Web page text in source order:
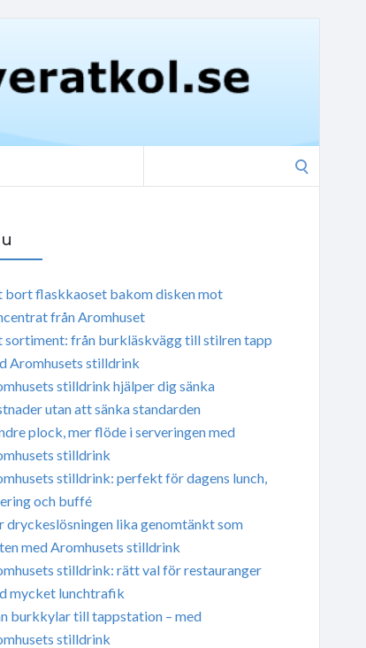
bort flaskkaoset bakom disken mot
från Aromhuset
sortiment: från burkläskvägg till stilren tapp
Aromhusets stilldrink
stilldrink hjälper dig sänka
utan att sänka standarden
plock, mer flöde i serveringen med
stilldrink
stilldrink: perfekt för dagens lunch,
och buffé
dryckeslösningen lika genomtänkt som
med Aromhusets stilldrink
stilldrink: rätt val för restauranger
mycket lunchtrafik
burkkylar till tappstation – med
stilldrink